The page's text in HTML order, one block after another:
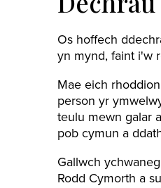
Os hoffech
yn mynd, faint i'w
Mae eich
person yr
teulu mewn galar
pob cymun a
Gallwch
Rodd Cymorth a